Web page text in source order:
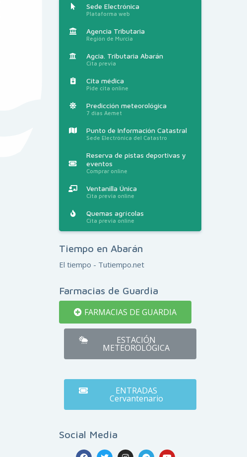
Sede Electrónica
Plataforma web
Agencia Tributaria
Región de Murcia
Agcia. Tributaria Abarán
Cita previa
Cita médica
Pide cita online
Predicción meteorológica
7 días Aemet
Punto de Información Catastral
Sede Electrónica del Catastro
Reserva de pistas deportivas y
eventos
Comprar online
Ventanilla Única
Cita previa online
Quemas agrícolas
Cita previa online
Tiempo en Abarán
El tiempo - Tutiempo.net
Farmacias de Guardia
FARMACIAS DE GUARDIA
ESTACIÓN
METEOROLÓGICA
ENTRADAS
Cervantenario
Social Media